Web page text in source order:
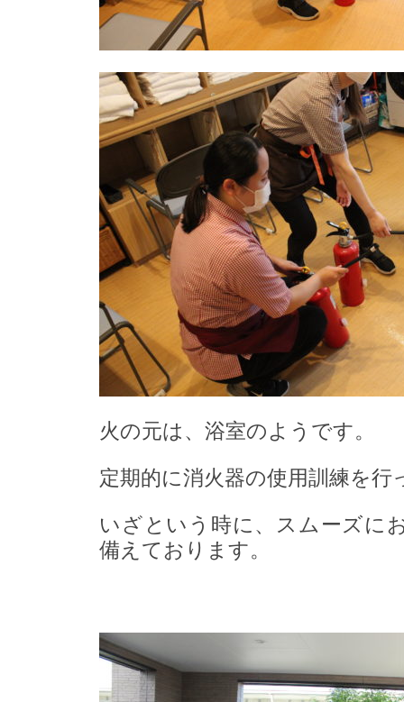
火の元は、浴室のようです。
定期的に消火器の使用訓練を行
いざという時に、スムーズに
備えております。